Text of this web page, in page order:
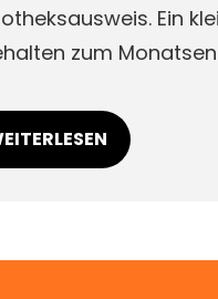
Ein
zum